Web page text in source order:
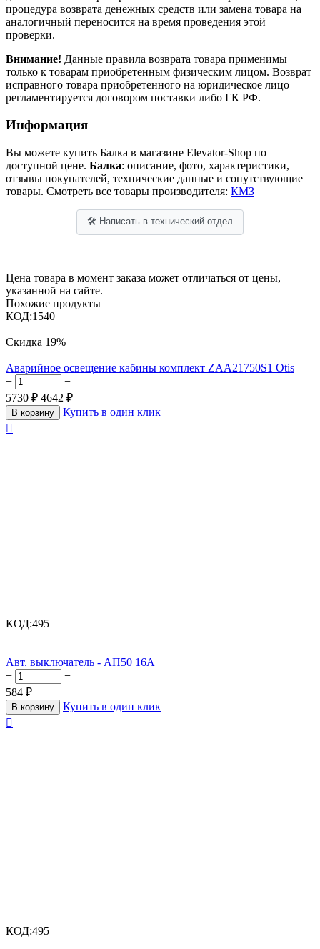
процедура возврата денежных средств или замена товара на
аналогичный переносится на время проведения этой
проверки.
Внимание! Данные правила возврата товара применимы
только к товарам приобретенным физическим лицом. Возврат
исправного товара приобретенного на юридическое лицо
регламентируется договором поставки либо ГК РФ.
Информация
Вы можете купить Балка в магазине Elevator-Shop по
доступной цене. Балка: описание, фото, характеристики,
отзывы покупателей, технические данные и сопутствующие
товары. Смотреть все товары производителя: КМЗ
🛠 Написать в технический отдел
Цена товара в момент заказа может отличаться от цены,
указанной на сайте.
Похожие продукты
КОД:1540
Скидка 19%
Аварийное освещение кабины комплект ZAA21750S1 Otis
+
−
5730 ₽ 4642 ₽
В корзину
Купить в один клик

КОД:495
Авт. выключатель - АП50 16А
+
−
584 ₽
В корзину
Купить в один клик

КОД:495